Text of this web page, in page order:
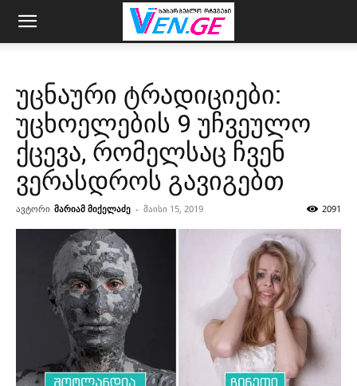
უცნაური ტრადიციები:
უცხოელების 9 უჩვეულო
ქცევა, რომელსაც ჩვენ
ვერასდროს გავიგებთ
ავტორი მარიამ მიქელაძე - მაისი 15, 2019 2091